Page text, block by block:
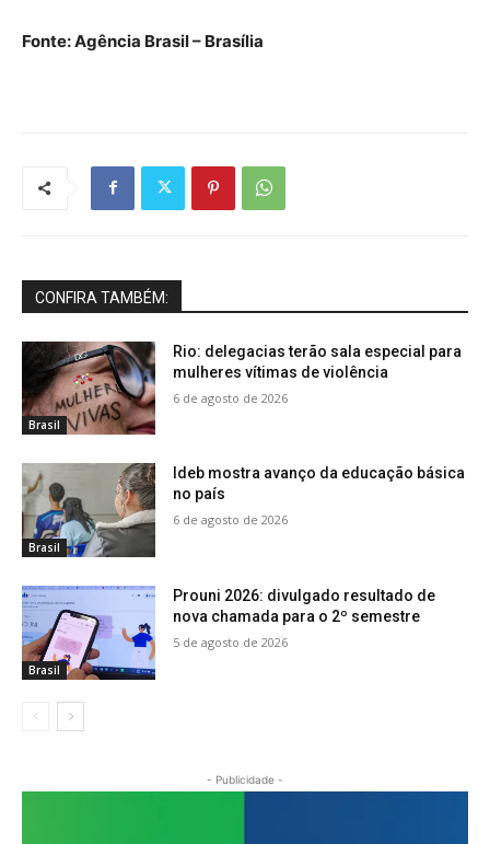
Fonte: Agência Brasil – Brasília
CONFIRA TAMBÉM:
Brasil
Rio: delegacias terão sala especial para
mulheres vítimas de violência
6 de agosto de 2026
Brasil
Ideb mostra avanço da educação básica
no país
6 de agosto de 2026
Brasil
Prouni 2026: divulgado resultado de
nova chamada para o 2º semestre
5 de agosto de 2026
- Publicidade -